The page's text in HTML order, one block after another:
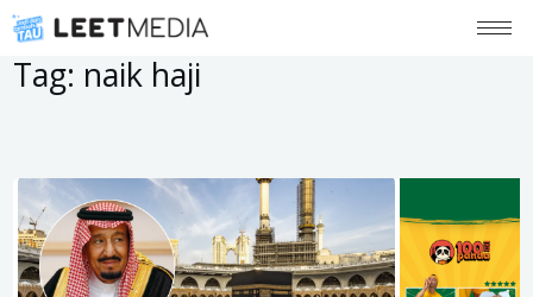
Tag: naik haji